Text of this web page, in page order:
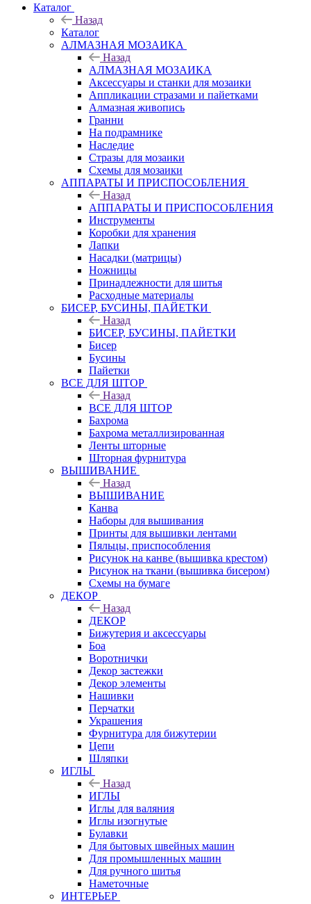
Каталог
Назад
Каталог
АЛМАЗНАЯ МОЗАИКА
Назад
АЛМАЗНАЯ МОЗАИКА
Аксессуары и станки для мозаики
Аппликации стразами и пайетками
Алмазная живопись
Гранни
На подрамнике
Наследие
Стразы для мозаики
Схемы для мозаики
АППАРАТЫ И ПРИСПОСОБЛЕНИЯ
Назад
АППАРАТЫ И ПРИСПОСОБЛЕНИЯ
Инструменты
Коробки для хранения
Лапки
Насадки (матрицы)
Ножницы
Принадлежности для шитья
Расходные материалы
БИСЕР, БУСИНЫ, ПАЙЕТКИ
Назад
БИСЕР, БУСИНЫ, ПАЙЕТКИ
Бисер
Бусины
Пайетки
ВСЕ ДЛЯ ШТОР
Назад
ВСЕ ДЛЯ ШТОР
Бахрома
Бахрома металлизированная
Ленты шторные
Шторная фурнитура
ВЫШИВАНИЕ
Назад
ВЫШИВАНИЕ
Канва
Наборы для вышивания
Принты для вышивки лентами
Пяльцы, приспособления
Рисунок на канве (вышивка крестом)
Рисунок на ткани (вышивка бисером)
Схемы на бумаге
ДЕКОР
Назад
ДЕКОР
Бижутерия и аксессуары
Боа
Воротнички
Декор застежки
Декор элементы
Нашивки
Перчатки
Украшения
Фурнитура для бижутерии
Цепи
Шляпки
ИГЛЫ
Назад
ИГЛЫ
Иглы для валяния
Иглы изогнутые
Булавки
Для бытовых швейных машин
Для промышленных машин
Для ручного шитья
Наметочные
ИНТЕРЬЕР